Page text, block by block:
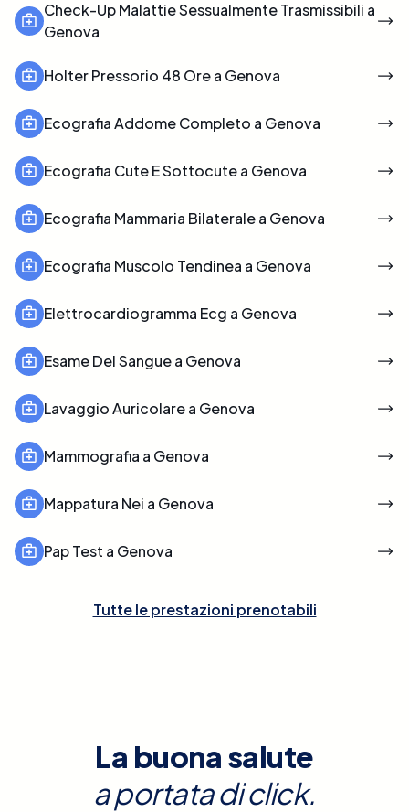
Check-Up Malattie Sessualmente Trasmissibili a
Genova
Holter Pressorio 48 Ore a Genova
Ecografia Addome Completo a Genova
Ecografia Cute E Sottocute a Genova
Ecografia Mammaria Bilaterale a Genova
Ecografia Muscolo Tendinea a Genova
Elettrocardiogramma Ecg a Genova
Esame Del Sangue a Genova
Lavaggio Auricolare a Genova
Mammografia a Genova
Mappatura Nei a Genova
Pap Test a Genova
Tutte le prestazioni prenotabili
La buona salute
a portata di click.